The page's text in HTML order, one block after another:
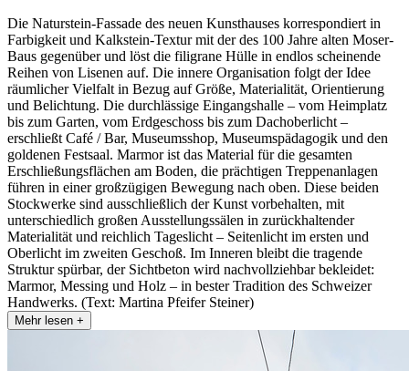
Die Naturstein-Fassade des neuen Kunsthauses korrespondiert in
Farbigkeit und Kalkstein-Textur mit der des 100 Jahre alten Moser-
Baus gegenüber und löst die filigrane Hülle in endlos scheinende
Reihen von Lisenen auf. Die innere Organisation folgt der Idee
räumlicher Vielfalt in Bezug auf Größe, Materialität, Orientierung
und Belichtung. Die durchlässige Eingangshalle – vom Heimplatz
bis zum Garten, vom Erdgeschoss bis zum Dachoberlicht –
erschließt Café / Bar, Museumsshop, Museumspädagogik und den
goldenen Festsaal. Marmor ist das Material für die gesamten
Erschließungsflächen am Boden, die prächtigen Treppenanlagen
führen in einer großzügigen Bewegung nach oben. Diese beiden
Stockwerke sind ausschließlich der Kunst vorbehalten, mit
unterschiedlich großen Ausstellungssälen in zurückhaltender
Materialität und reichlich Tageslicht – Seitenlicht im ersten und
Oberlicht im zweiten Geschoß. Im Inneren bleibt die tragende
Struktur spürbar, der Sichtbeton wird nachvollziehbar bekleidet:
Marmor, Messing und Holz – in bester Tradition des Schweizer
Handwerks. (Text: Martina Pfeifer Steiner)
Mehr lesen +